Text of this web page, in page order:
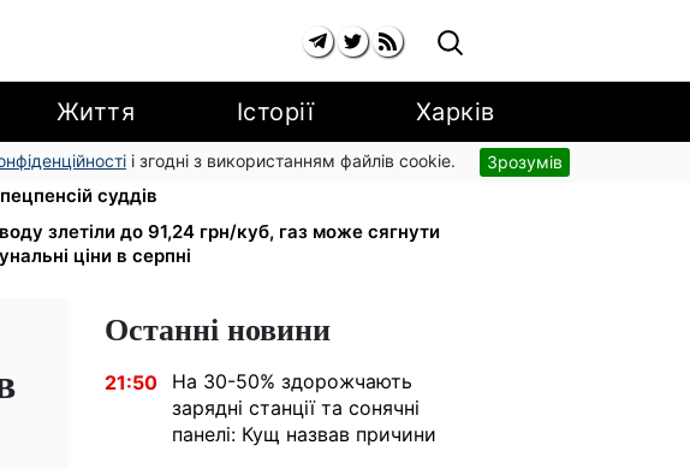
Життя Історії Харків
і згодні з використанням файлів cookie. Зрозумів
у вересні: добровільні накопичення й
суддів
злетіли до 91,24 грн/куб, газ може сягнути
ціни в серпні
Останні новини
21:50
На 30-50% здорожчають
зарядні станції та сонячні
панелі: Кущ назвав причини